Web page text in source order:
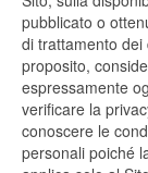
pubblicato o
di trattamento dei
proposito,
espressamente
verificare la
conoscere le
personali poiché